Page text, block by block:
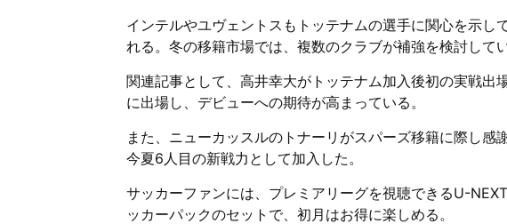
インテルやユヴェントスもトッテナムの選手に関心を示し
れる。冬の移籍市場では、複数のクラブが補強を検討してい
関連記事として、高井幸大がトッテナム加入後初の実戦出
に出場し、デビューへの期待が高まっている。
また、ニューカッスルのトナーリがスパーズ移籍に際し感
今夏6人目の新戦力として加入した。
サッカーファンには、プレミアリーグを視聴できるU-
ッカーパックのセットで、初月はお得に楽しめる。